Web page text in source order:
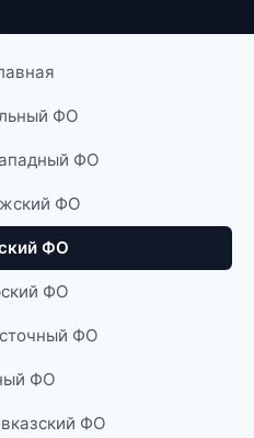
ФО
ФО
ФО
ФО
ФО
ФО
ФО
ФО